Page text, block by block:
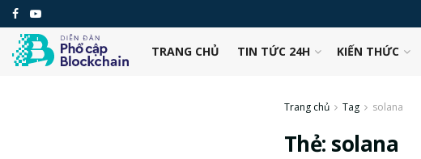
TRANG CHỦ TIN TỨC 24H KIẾN THỨC
Trang chủ Tag solana
Thẻ: solana